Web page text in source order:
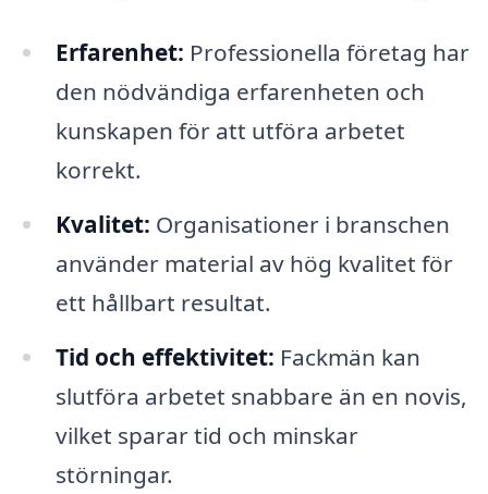
Erfarenhet: Professionella företag har
den nödvändiga erfarenheten och
kunskapen för att utföra arbetet
korrekt.
Kvalitet: Organisationer i branschen
använder material av hög kvalitet för
ett hållbart resultat.
Tid och effektivitet: Fackmän kan
slutföra arbetet snabbare än en novis,
vilket sparar tid och minskar
störningar.